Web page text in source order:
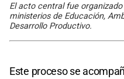
El acto central fue
ministerios de Educación,
Desarrollo Productivo.
Este proceso se